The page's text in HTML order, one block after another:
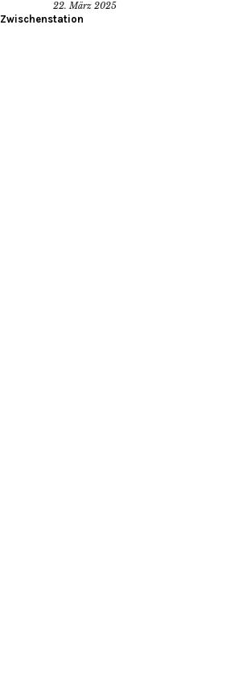
22. März 2025
Zwischenstation